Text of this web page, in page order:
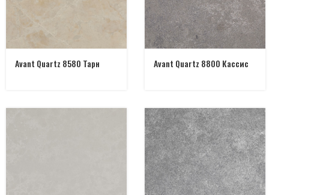
Avant Quartz 8580 Тарн Avant Quartz 8800 Кассис